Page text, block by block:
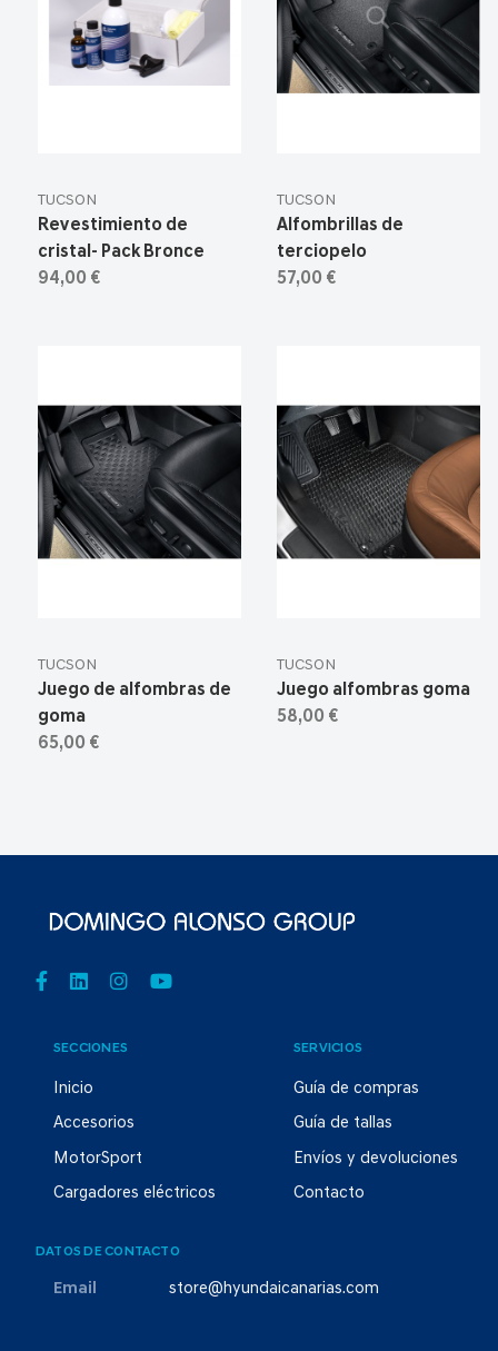
TUCSON
Revestimiento de
cristal- Pack Bronce
94,00 €
TUCSON
Alfombrillas de
terciopelo
57,00 €
TUCSON
Juego de alfombras de
goma
65,00 €
TUCSON
Juego alfombras goma
58,00 €
SECCIONES
Inicio
Accesorios
MotorSport
Cargadores eléctricos
SERVICIOS
Guía de compras
Guía de tallas
Envíos y devoluciones
Contacto
DATOS DE CONTACTO
Email store@hyundaicanarias.com